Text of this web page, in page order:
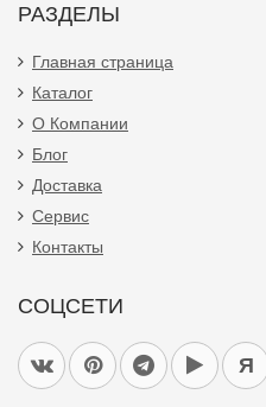
РАЗДЕЛЫ
Главная страница
Каталог
О Компании
Блог
Доставка
Сервис
Контакты
СОЦСЕТИ
Я